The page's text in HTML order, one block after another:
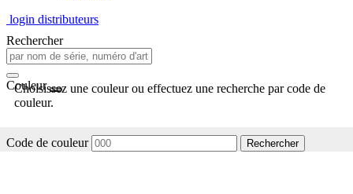
login distributeurs
Rechercher
Couleur
Choisissez une couleur ou effectuez une recherche par code de
couleur.
Code de couleur Rechercher